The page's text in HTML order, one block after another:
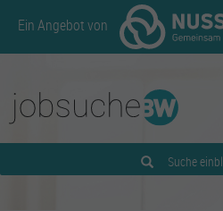
Ein Angebot von
Suche